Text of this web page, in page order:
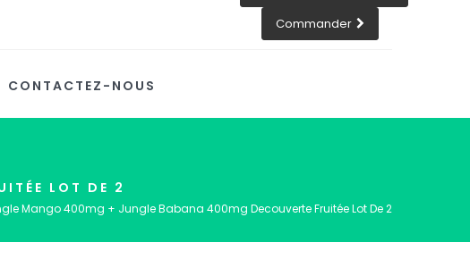
Commander
CONTACTEZ-NOUS
LOT DE 2
Mango 400mg + Jungle Babana 400mg Decouverte Fruitée Lot De 2